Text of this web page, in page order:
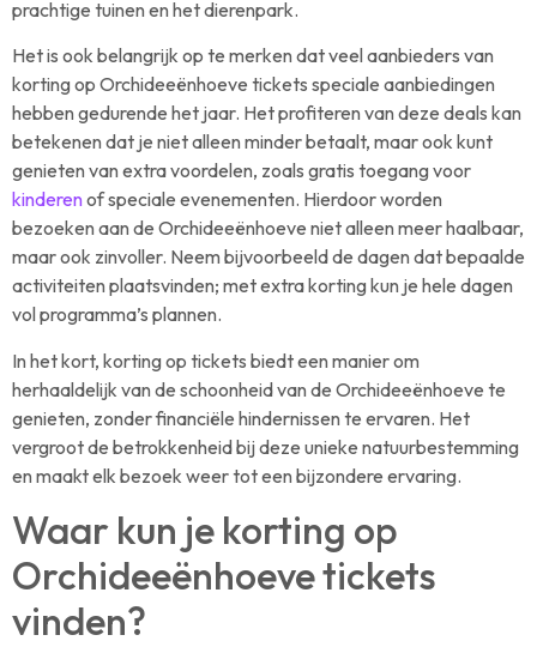
prachtige tuinen en het dierenpark.
Het is ook belangrijk op te merken dat veel aanbieders van
korting op Orchideeënhoeve tickets speciale aanbiedingen
hebben gedurende het jaar. Het profiteren van deze deals kan
betekenen dat je niet alleen minder betaalt, maar ook kunt
genieten van extra voordelen, zoals gratis toegang voor
kinderenof speciale evenementen. Hierdoor worden
bezoeken aan de Orchideeënhoeve niet alleen meer haalbaar,
maar ook zinvoller. Neem bijvoorbeeld de dagen dat bepaalde
activiteiten plaatsvinden; met extra korting kun je hele dagen
vol programma’s plannen.
In het kort, korting op tickets biedt een manier om
herhaaldelijk van de schoonheid van de Orchideeënhoeve te
genieten, zonder financiële hindernissen te ervaren. Het
vergroot de betrokkenheid bij deze unieke natuurbestemming
en maakt elk bezoek weer tot een bijzondere ervaring.
Waar kun je korting op
Orchideeënhoeve tickets
vinden?